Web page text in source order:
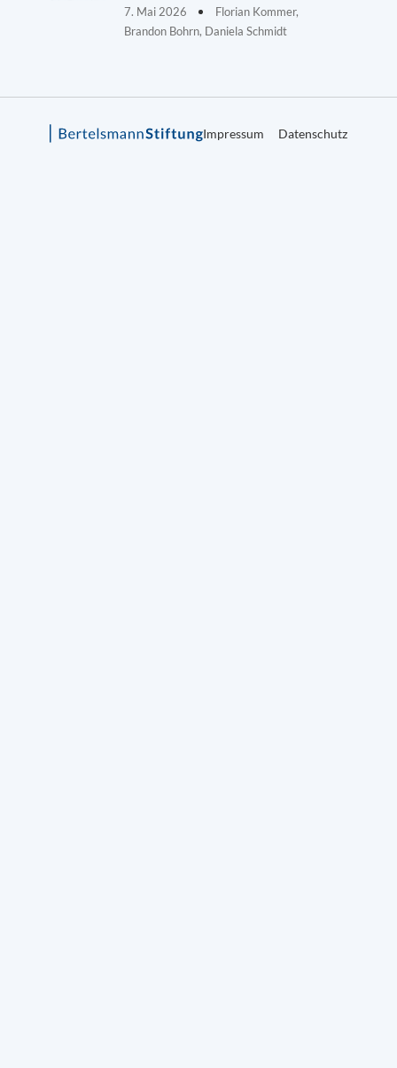
7. Mai 2026
Florian Kommer,
Brandon Bohrn, Daniela Schmidt
Impressum Datenschutz